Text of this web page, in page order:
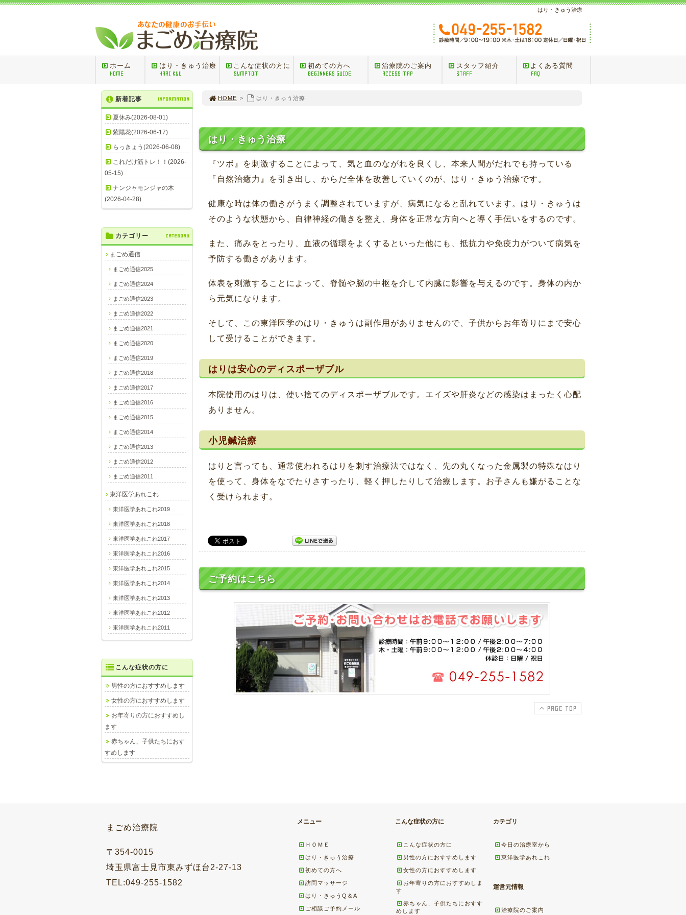
はり・きゅう治療
ホーム
HOME
はり・きゅう治療
HARI KYU
こんな症状の方に
SYMPTOM
初めての方へ
BEGINNERS GUIDE
治療院のご案内
ACCESS MAP
スタッフ紹介
STAFF
よくある質問
FAQ
HOME > はり・きゅう治療
はり・きゅう治療
『ツボ』を刺激することによって、気と血のながれを良くし、本来人間がだれでも持っている
『自然治癒力』を引き出し、からだ全体を改善していくのが、はり・きゅう治療です。
健康な時は体の働きがうまく調整されていますが、病気になると乱れています。はり・きゅうは
そのような状態から、自律神経の働きを整え、身体を正常な方向へと導く手伝いをするのです。
また、痛みをとったり、血液の循環をよくするといった他にも、抵抗力や免疫力がついて病気を
予防する働きがあります。
体表を刺激することによって、脊髄や脳の中枢を介して内臓に影響を与えるのです。身体の内か
ら元気になります。
そして、この東洋医学のはり・きゅうは副作用がありませんので、子供からお年寄りにまで安心
して受けることができます。
はりは安心のディスポーザブル
本院使用のはりは、使い捨てのディスポーザブルです。エイズや肝炎などの感染はまったく心配
ありません。
小児鍼治療
はりと言っても、通常使われるはりを刺す治療法ではなく、先の丸くなった金属製の特殊なはり
を使って、身体をなでたりさすったり、軽く押したりして治療します。お子さんも嫌がることな
く受けられます。
ご予約はこちら
PAGE TOP
新着記事 INFORMATION
夏休み(2026-08-01)
紫陽花(2026-06-17)
らっきょう(2026-06-08)
これだけ筋トレ！！(2026-
05-15)
ナンジャモンジャの木
(2026-04-28)
カテゴリー CATEGORY
まごめ通信
まごめ通信2025
まごめ通信2024
まごめ通信2023
まごめ通信2022
まごめ通信2021
まごめ通信2020
まごめ通信2019
まごめ通信2018
まごめ通信2017
まごめ通信2016
まごめ通信2015
まごめ通信2014
まごめ通信2013
まごめ通信2012
まごめ通信2011
東洋医学あれこれ
東洋医学あれこれ2019
東洋医学あれこれ2018
東洋医学あれこれ2017
東洋医学あれこれ2016
東洋医学あれこれ2015
東洋医学あれこれ2014
東洋医学あれこれ2013
東洋医学あれこれ2012
東洋医学あれこれ2011
こんな症状の方に
男性の方におすすめします
女性の方におすすめします
お年寄りの方におすすめし
ます
赤ちゃん、子供たちにおす
すめします
まごめ治療院
〒354-0015
埼玉県富士見市東みずほ台2-27-13
TEL:049-255-1582
メニュー
ＨＯＭＥ
はり・きゅう治療
初めての方へ
訪問マッサージ
はり・きゅうQ＆A
ご相談ご予約メール
こんな症状の方に
こんな症状の方に
男性の方におすすめします
女性の方におすすめします
お年寄りの方におすすめしま
す
赤ちゃん、子供たちにおすす
めします
カテゴリ
今日の治療室から
東洋医学あれこれ
運営元情報
治療院のご案内